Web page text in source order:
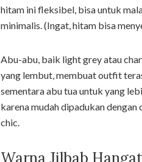
hitam ini fleksibel, bisa untuk
minimalis. (Ingat, hitam bisa
Abu-abu, baik light grey atau
yang lembut, membuat outfit
sementara abu tua untuk yang
karena mudah dipadukan
chic.
Warna Jilbab